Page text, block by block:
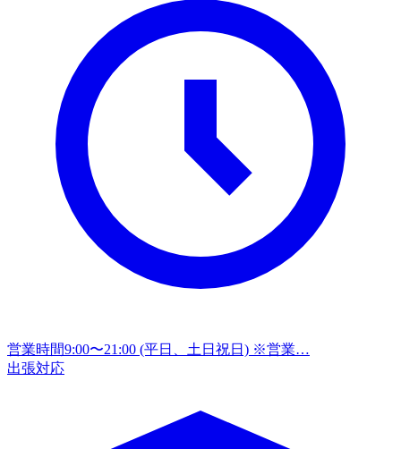
営業時間9:00〜21:00 (平日、土日祝日) ※営業…
出張対応